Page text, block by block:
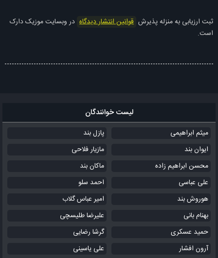
ثبت ارزیابی به منزله پذیرش قوانین انتشار دیدگاه در وبسایت موزیک دارک
است.
لیست خوانندگان
میثم ابراهیمی
پازل بند
ایوان بند
مازیار فلاحی
محسن ابراهیم زاده
ماکان بند
علی عباسی
احمد سلو
هوروش بند
امیر عباس گلاب
بهنام بانی
علیرضا طلیسچی
حمید عسکری
گرشا رضایی
آرون افشار
علی یاسینی